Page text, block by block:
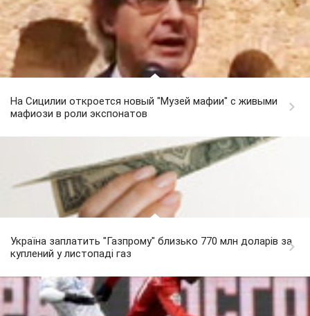
На Сицилии откроется новый "Музей мафии" с живыми
мафиози в роли экспонатов
Україна заплатить "Газпрому" близько 770 млн доларів за
куплений у листопаді газ